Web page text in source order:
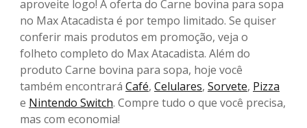
aproveite logo! A oferta do Carne bovina para sopa
no Max Atacadista é por tempo limitado. Se quiser
conferir mais produtos em promoção, veja o
folheto completo do Max Atacadista. Além do
produto Carne bovina para sopa, hoje você
também encontrará Café, Celulares, Sorvete, Pizza
e Nintendo Switch. Compre tudo o que você precisa,
mas com economia!